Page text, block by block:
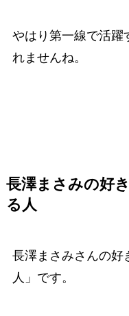
やはり第一線で活躍
れませんね。
長澤まさみの好
る人
長澤まさみさんの好
人」です。